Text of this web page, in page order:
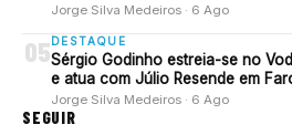
Jorge Silva Medeiros · 6 Ago
05 DESTAQUE
Sérgio Godinho estreia-se no
e atua com Júlio Resende em
Jorge Silva Medeiros · 6 Ago
SEGUIR